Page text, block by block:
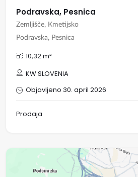
Podravska, Pesnica
Zemljišče, Kmetijsko
Podravska, Pesnica
10,32 m²
KW SLOVENIA
Objavljeno 30. april 2026
Prodaja